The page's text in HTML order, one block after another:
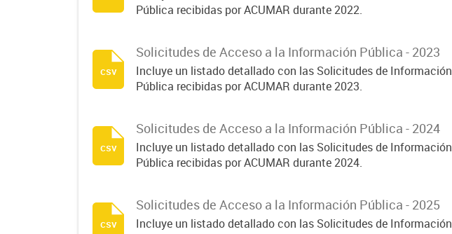
Pública recibidas por ACUMAR durante 2022.
Solicitudes de Acceso a la Información Pública - 2023
Incluye un listado detallado con las Solicitudes de Información
Pública recibidas por ACUMAR durante 2023.
csv
Solicitudes de Acceso a la Información Pública - 2024
Incluye un listado detallado con las Solicitudes de Información
Pública recibidas por ACUMAR durante 2024.
csv
Solicitudes de Acceso a la Información Pública - 2025
Incluye un listado detallado con las Solicitudes de Información
csv